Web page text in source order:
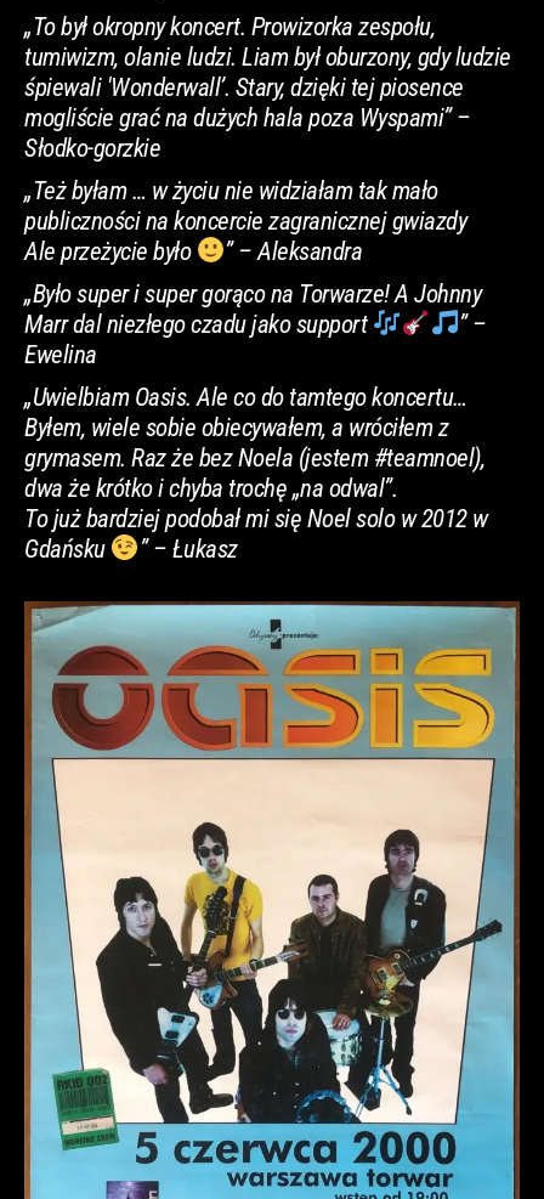
„To był okropny koncert. Prowizorka zespołu,
tumiwizm, olanie ludzi. Liam był oburzony, gdy ludzie
śpiewali 'Wonderwall’. Stary, dzięki tej piosence
mogliście grać na dużych hala poza Wyspami” –
Słodko-gorzkie
„Też byłam … w życiu nie widziałam tak mało
publiczności na koncercie zagranicznej gwiazdy
Ale przeżycie było
” – Aleksandra
„Było super i super gorąco na Torwarze! A Johnny
Marr dal niezłego czadu jako support
” –
Ewelina
„Uwielbiam Oasis. Ale co do tamtego koncertu…
Byłem, wiele sobie obiecywałem, a wróciłem z
grymasem. Raz że bez Noela (jestem #teamnoel),
dwa że krótko i chyba trochę „na odwal”.
To już bardziej podobał mi się Noel solo w 2012 w
Gdańsku
” – Łukasz